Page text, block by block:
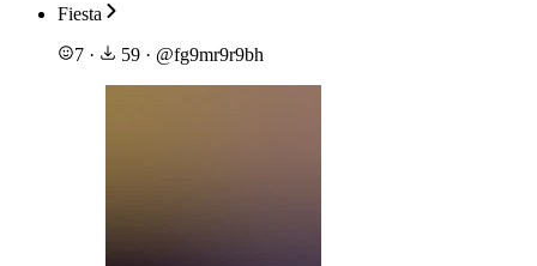
Fiesta
7 · 59 · @fg9mr9r9bh